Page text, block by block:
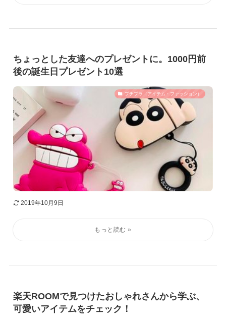
ちょっとした友達へのプレゼントに。1000円前
後の誕生日プレゼント10選
プチプラ（アイテム・ファッション）
2019年10月9日
楽天ROOMで見つけたおしゃれさんから学ぶ、
可愛いアイテムをチェック！